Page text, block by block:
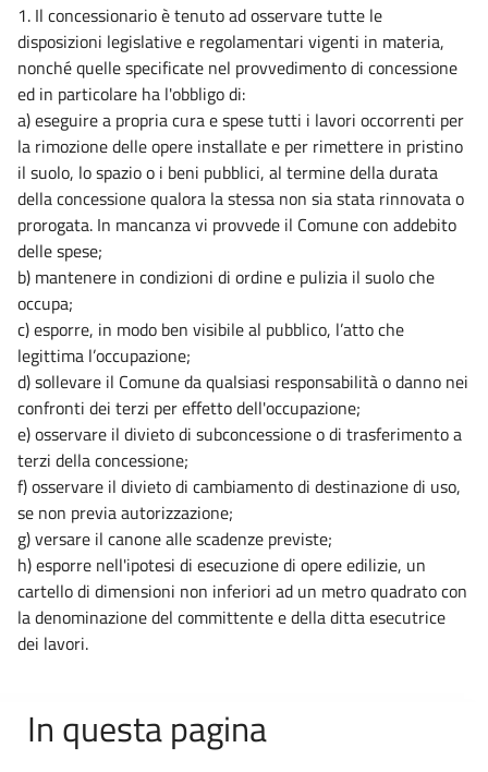
1. Il concessionario è tenuto ad osservare tutte le
disposizioni legislative e regolamentari vigenti in materia,
nonché quelle specificate nel provvedimento di concessione
ed in particolare ha l'obbligo di:
a) eseguire a propria cura e spese tutti i lavori occorrenti per
la rimozione delle opere installate e per rimettere in pristino
il suolo, lo spazio o i beni pubblici, al termine della durata
della concessione qualora la stessa non sia stata rinnovata o
prorogata. In mancanza vi provvede il Comune con addebito
delle spese;
b) mantenere in condizioni di ordine e pulizia il suolo che
occupa;
c) esporre, in modo ben visibile al pubblico, l’atto che
legittima l’occupazione;
d) sollevare il Comune da qualsiasi responsabilità o danno nei
confronti dei terzi per effetto dell'occupazione;
e) osservare il divieto di subconcessione o di trasferimento a
terzi della concessione;
f) osservare il divieto di cambiamento di destinazione di uso,
se non previa autorizzazione;
g) versare il canone alle scadenze previste;
h) esporre nell'ipotesi di esecuzione di opere edilizie, un
cartello di dimensioni non inferiori ad un metro quadrato con
la denominazione del committente e della ditta esecutrice
dei lavori.
In questa pagina